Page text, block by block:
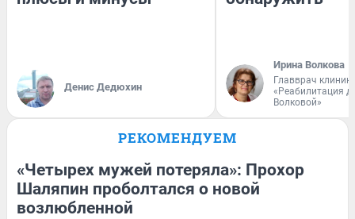
Денис Дедюхин
Ирина Волкова
Главврач
«Реабилитация
Волковой»
РЕКОМЕНДУЕМ
«Четырех мужей потеряла»: Прохор
Шаляпин проболтался о новой
возлюбленной